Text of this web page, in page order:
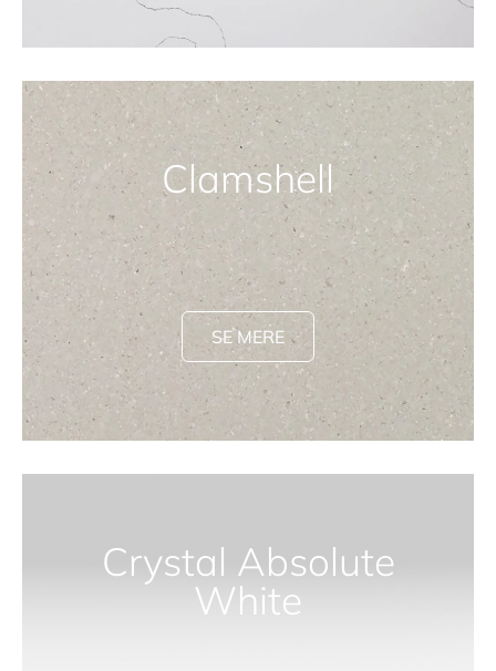
Clamshell
SE MERE
Crystal Absolute
White